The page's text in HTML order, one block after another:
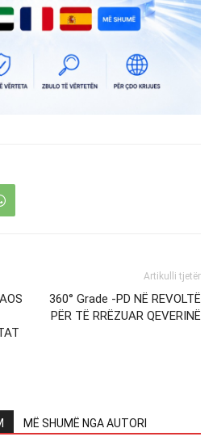
Artikulli tjetër
360° Grade -PD NË REVOLTË
PËR TË RRËZUAR QEVERINË
MË SHUMË NGA AUTORI